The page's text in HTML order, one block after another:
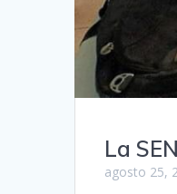
La
agosto 25,